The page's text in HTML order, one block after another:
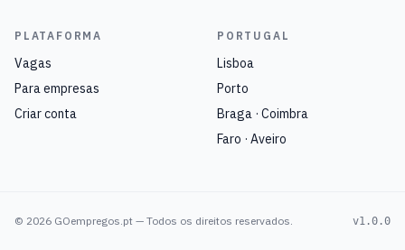
PLATAFORMA
Vagas
Para empresas
Criar conta
PORTUGAL
Lisboa
Porto
Braga · Coimbra
Faro · Aveiro
© 2026 GOempregos.pt — Todos os direitos reservados. v1.0.0